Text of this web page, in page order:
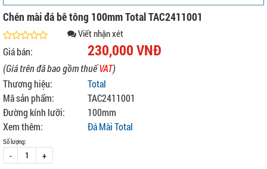
Chén mài đá bê tông 100mm Total TAC2411001
Viết nhận xét
Giá bán: 230,000 VNĐ
(Giá trên đã bao gồm thuếVAT)
Thương hiệu:
Total
Mã sản phẩm:
TAC2411001
Đường kính lưỡi:
100mm
Xem thêm:
Đá Mài Total
Số lượng:
- +